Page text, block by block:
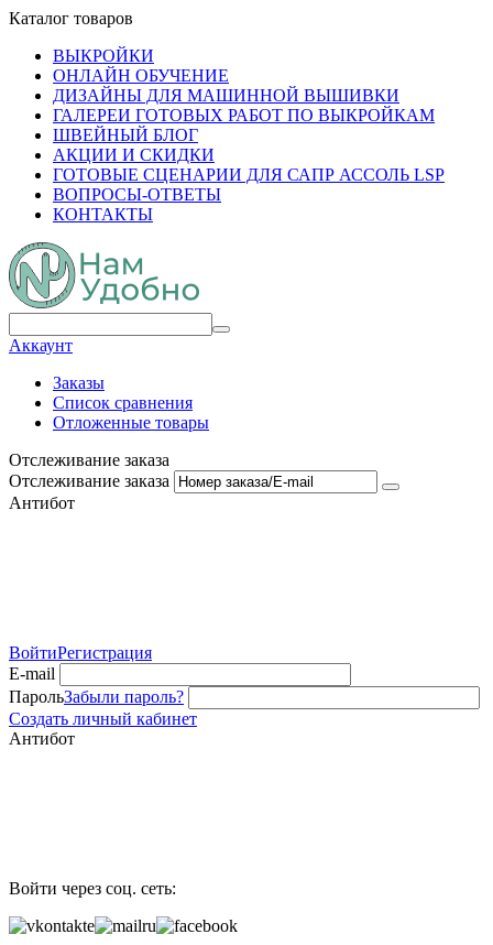
Каталог товаров
ВЫКРОЙКИ
ОНЛАЙН ОБУЧЕНИЕ
ДИЗАЙНЫ ДЛЯ МАШИННОЙ ВЫШИВКИ
ГАЛЕРЕИ ГОТОВЫХ РАБОТ ПО ВЫКРОЙКАМ
ШВЕЙНЫЙ БЛОГ
АКЦИИ И СКИДКИ
ГОТОВЫЕ СЦЕНАРИИ ДЛЯ САПР АССОЛЬ LSP
ВОПРОСЫ-ОТВЕТЫ
КОНТАКТЫ
Аккаунт
Заказы
Список сравнения
Отложенные товары
Отслеживание заказа
Отслеживание заказа
Антибот
ВойтиРегистрация
E-mail
ПарольЗабыли пароль?
Создать личный кабинет
Антибот
Войти через соц. сеть: